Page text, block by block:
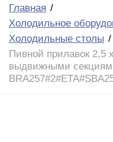
Главная
Холодильное
Холодильные столы
Пивной прилавок 2,5
выдвижными